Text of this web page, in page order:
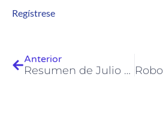
Regístrese
Anterior
Resumen de Julio 2022